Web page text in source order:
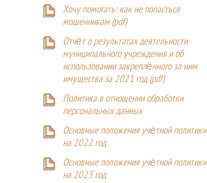
Хочу помогать: как не попасться
мошенникам (pdf)
Отчёт о результатах деятельности
муниципального учреждения и об
использовании закреплённого за ним
имущества за 2021 год (pdf)
Политика в отношении обработки
персональных данных
Основные положения учётной политики
на 2022 год
Основные положения учётной политики
на 2023 год